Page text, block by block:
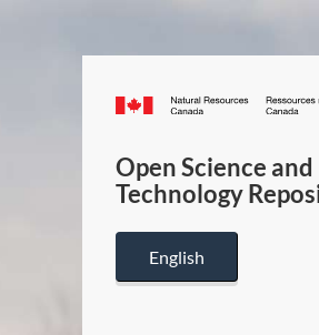
Canada.ca
Open Science and
Technology
English